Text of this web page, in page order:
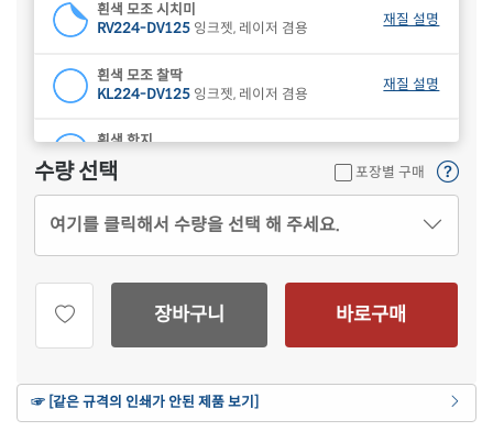
흰색 모조 시치미
RV224-DV125 잉크젯, 레이저 겸용
재질 설명
흰색 모조 찰딱
KL224-DV125 잉크젯, 레이저 겸용
재질 설명
흰색 한지
CL224HJ-DV125
재질 설명
CL224B-DV125잉크젯, 레이저 겸용
재질 설명
CL224G-DV125
잉크젯, 레이저 겸용
재질 설명
재질 설명
연노란색 모조
CL224Y-DV125잉크젯, 레이저 겸용
수량 선택 포장별 구매
여기를 클릭해서 수량을 선택 해 주세요.
장바구니 바로구매
☞ [같은 규격의 인쇄가 안된 제품 보기]